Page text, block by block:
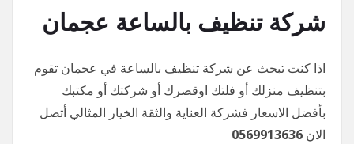
شركة تنظيف بالساعة عجمان
اذا كنت تبحث عن شركة تنظيف بالساعة في عجمان تقوم
بتنظيف منزلك أو فلتك اوقصرك أو شركتك أو مكتبك
بأفضل الاسعار فشركة العناية والثقة الخيار المثالي أتصل
الان 0569913636